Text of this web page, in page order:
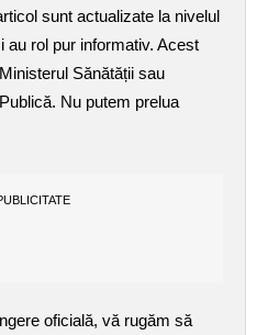
sunt actualizate la nivelul
au rol pur informativ. Acest
Sănătății sau
Nu putem prelua
oficială, vă rugăm să